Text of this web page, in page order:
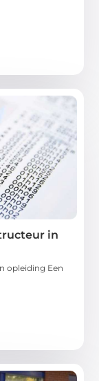
in
oplеiding Eеn